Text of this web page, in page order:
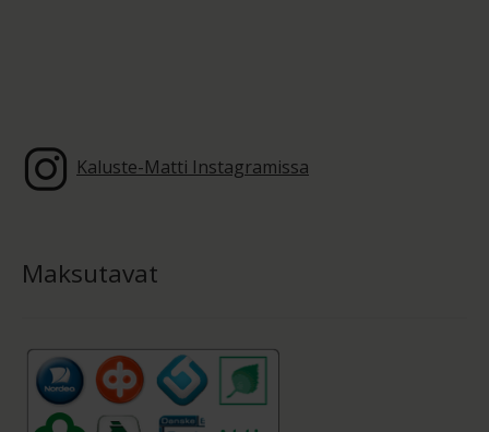
Kaluste-Matti Instagramissa
Maksutavat